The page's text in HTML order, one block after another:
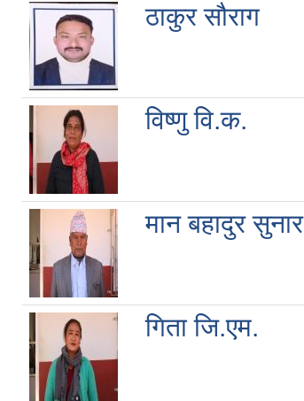
ठाकुर सौराग
विष्णु वि.क.
मान बहादुर सुनार
गिता जि.एम.